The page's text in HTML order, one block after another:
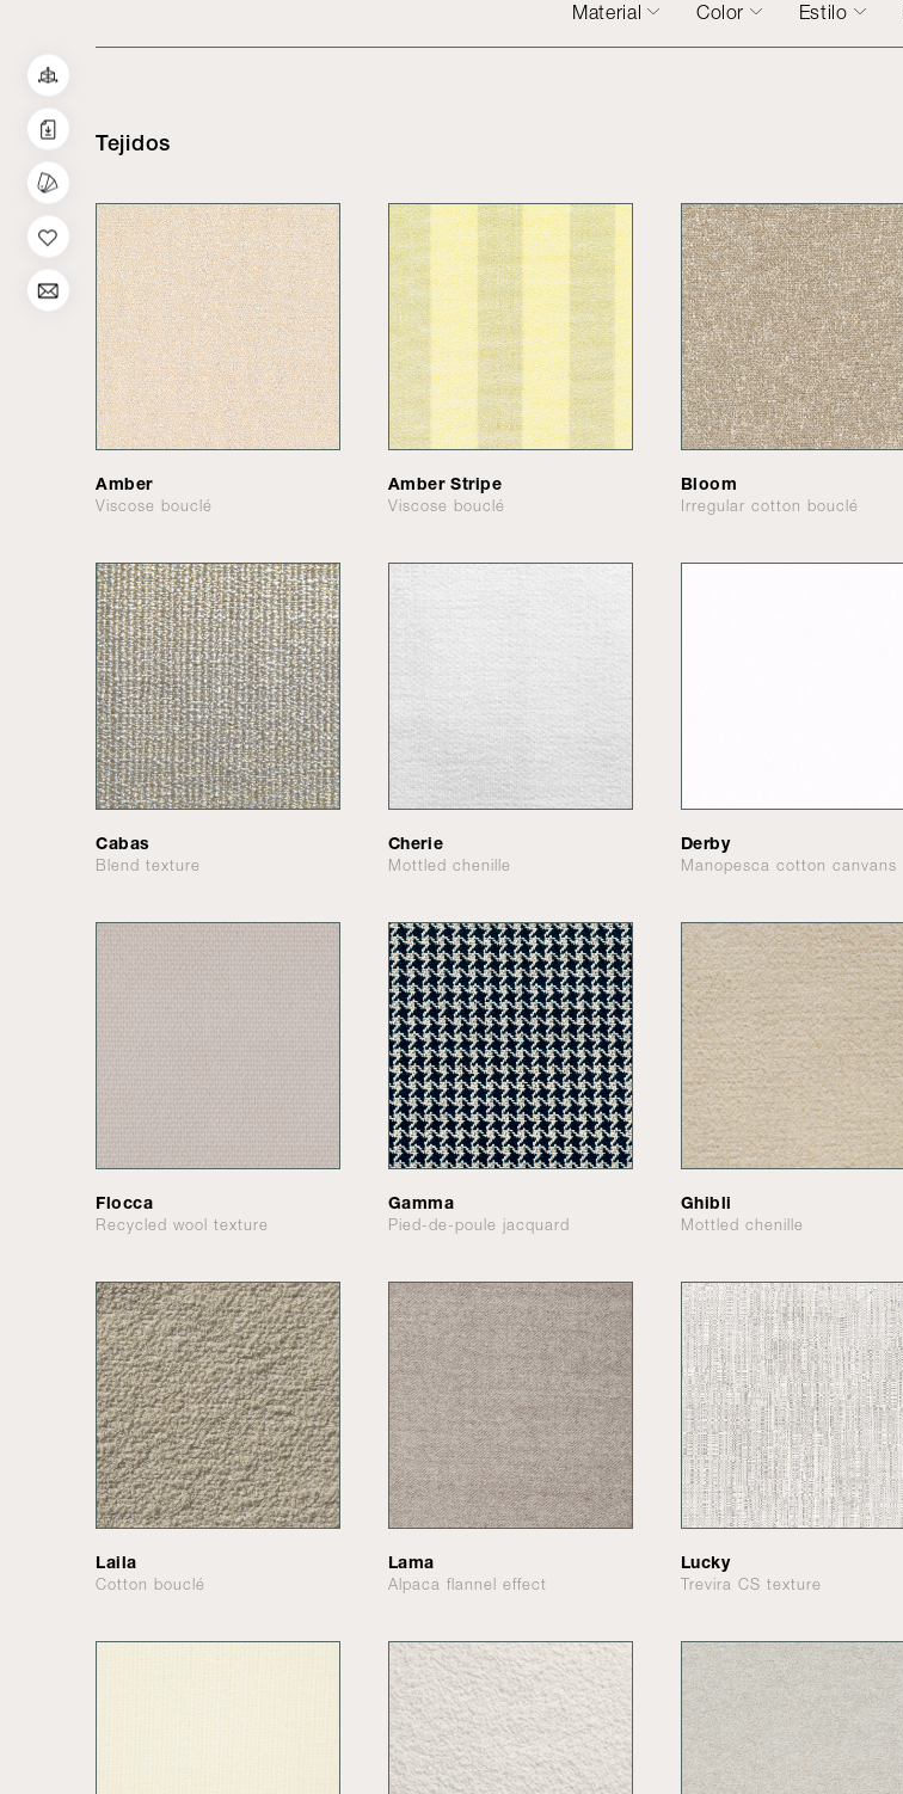
Material Color Estilo
Tejidos
Amber
Viscose bouclé
Amber Stripe
Viscose bouclé
Bloom
Irregular cotton bouclé
Cabas
Blend texture
Cherie
Mottled chenille
Derby
Manopesca cotton canvans
Flocca
Recycled wool texture
Gamma
Pied-de-poule jacquard
Ghibli
Mottled chenille
Laila
Cotton bouclé
Lama
Alpaca flannel effect
Lucky
Trevira CS texture